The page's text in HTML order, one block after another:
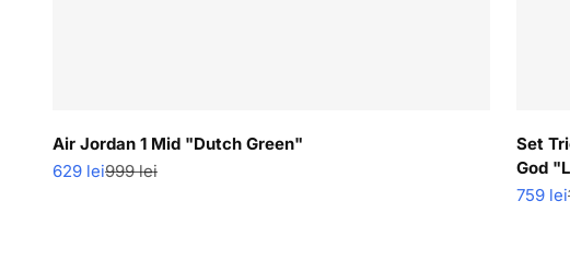
Air Jordan 1 Mid "Dutch Green"
Pret redus
629 leiPret normal
999 lei
Set
God
Pret
759 lei